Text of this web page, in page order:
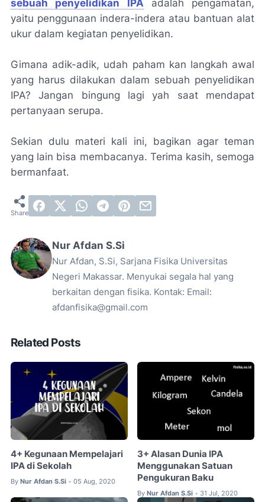
sebuah penyelidikan IPAadalah pengamatan,
yaitu penggunaan indera-indera atau bantuan alat
ukur dalam kegiatan penyelidikan.
Gimana adik-adik, udah paham kan langkah awal
yang harus dilakukan dalam sebuah penyelidikan
IPA? Jangan bingung lagi yah saat mendapat
pertanyaan serupa.
Sekian dulu materi kali ini, bagikan agar teman
yang lain bisa membacanya. Terima kasih, semoga
bermanfaat.
Nur Afdan S.Si
Nur Afdan, S.Si, Sarjana Fisika Universitas
Negeri Makassar. Menyukai segala hal yang
berkaitan dengan fisika. Kontak: Email:
afdanfisika@gmail.com
Related Posts
4+ Kegunaan Mempelajari
IPA di Sekolah
By Nur Afdan S.Si • 05 Aug, 2020
3+ Alasan Dunia IPA
Menggunakan Satuan
Pengukuran Baku
By Nur Afdan S.Si • 31 Jul, 2020